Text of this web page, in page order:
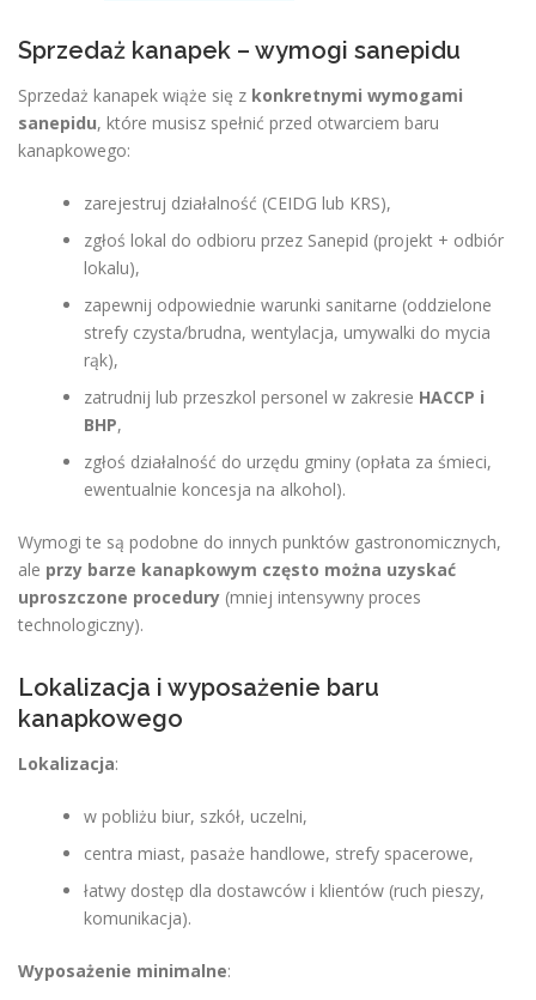
Sprzedaż kanapek – wymogi sanepidu
Sprzedaż kanapek wiąże się z konkretnymi wymogami
sanepidu, które musisz spełnić przed otwarciem baru
kanapkowego:
zarejestruj działalność (CEIDG lub KRS),
zgłoś lokal do odbioru przez Sanepid (projekt + odbiór
lokalu),
zapewnij odpowiednie warunki sanitarne (oddzielone
strefy czysta/brudna, wentylacja, umywalki do mycia
rąk),
zatrudnij lub przeszkol personel w zakresie HACCP i
BHP,
zgłoś działalność do urzędu gminy (opłata za śmieci,
ewentualnie koncesja na alkohol).
Wymogi te są podobne do innych punktów gastronomicznych,
ale przy barze kanapkowym często można uzyskać
uproszczone procedury (mniej intensywny proces
technologiczny).
Lokalizacja i wyposażenie baru
kanapkowego
Lokalizacja:
w pobliżu biur, szkół, uczelni,
centra miast, pasaże handlowe, strefy spacerowe,
łatwy dostęp dla dostawców i klientów (ruch pieszy,
komunikacja).
Wyposażenie minimalne: